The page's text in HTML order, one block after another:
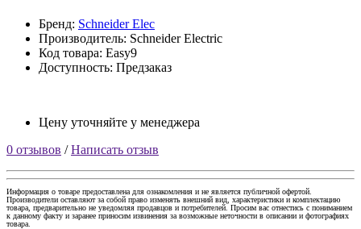
Бренд: Schneider Elec
Производитель: Schneider Electric
Код товара: Easy9
Доступность: Предзаказ
Цену уточняйте у менеджера
0 отзывов /Написать отзыв
Информация о товаре предоставлена для ознакомления и не является публичной офертой.
Производители оставляют за собой право изменять внешний вид, характеристики и комплектацию
товара, предварительно не уведомляя продавцов и потребителей. Просим вас отнестись с пониманием
к данному факту и заранее приносим извинения за возможные неточности в описании и фотографиях
товара.